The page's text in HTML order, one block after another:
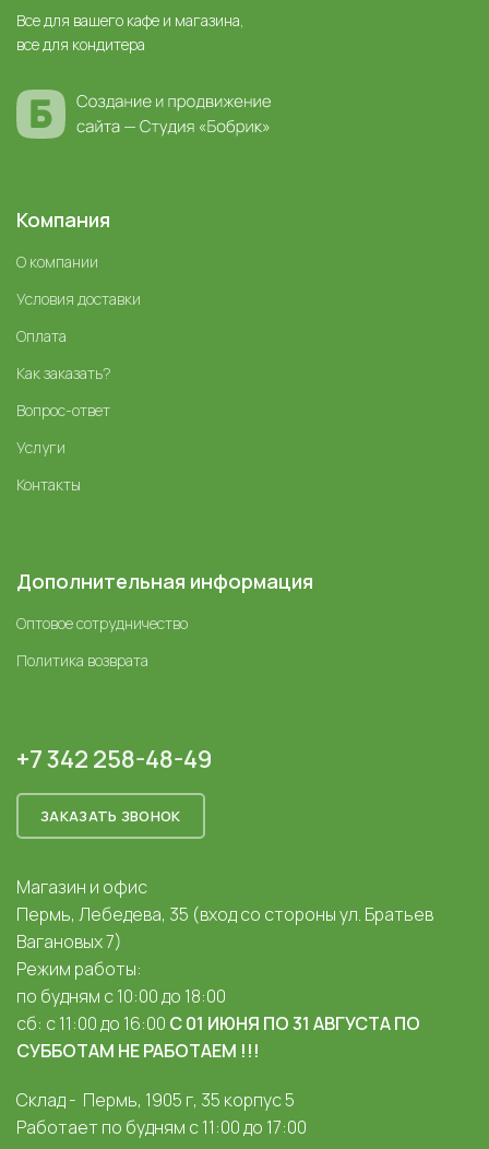
Все для вашего кафе и магазина,
все для кондитера
Компания
О компании
Условия доставки
Оплата
Как заказать?
Вопрос-ответ
Услуги
Контакты
Дополнительная информация
Оптовое сотрудничество
Политика возврата
+7 342 258-48-49
ЗАКАЗАТЬ ЗВОНОК
Магазин и офис
Пермь, Лебедева, 35 (вход со стороны ул. Братьев
Вагановых 7)
Режим работы:
по будням с 10:00 до 18:00
сб: с 11:00 до 16:00 С 01 ИЮНЯ ПО 31 АВГУСТА ПО
СУББОТАМ НЕ РАБОТАЕМ !!!
Склад - Пермь, 1905 г, 35 корпус 5
Работает по будням с 11:00 до 17:00